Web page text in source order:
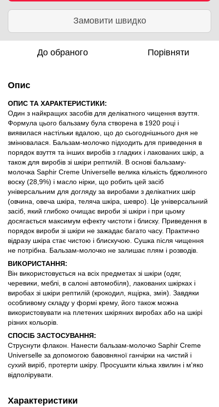
Замовити швидко
До обраного Порівняти
Опис
ОПИС ТА ХАРАКТЕРИСТИКИ:
Один з найкращих засобів для делікатного чищення взуття.
Формула цього бальзаму була створена в 1920 році і
виявилася настільки вдалою, що до сьогоднішнього дня не
змінювалася. Бальзам-молочко підходить для приведення в
порядок взуття та інших виробів з гладких і лакованих шкір, а
також для виробів зі шкіри рептилій. В основі бальзаму-
молочка Saphir Creme Universelle велика кількість бджолиного
воску (28,9%) і масло нірки, що робить цей засіб
універсальним для догляду за виробами з делікатних шкір
(овчина, овеча шкіра, теляча шкіра, шевро). Це універсальний
засіб, який глибоко очищає вироби зі шкіри і при цьому
досягається максимум ефекту чистоти і блиску. Приведення в
порядок вироби зі шкіри не зажадає багато часу. Практично
відразу шкіра стає чистою і блискучою. Сушка після чищення
не потрібна. Бальзам-молочко не залишає плям і розводів.
ВИКОРИСТАННЯ:
Він використовується на всіх предметах зі шкіри (одяг,
черевики, меблі, в салоні автомобіля), лакованих шкірках і
виробах зі шкіри рептилій (крокодил, ящірка, змія). Завдяки
особливому складу у формі крему, його також можна
використовувати на плетених шкіряних виробах або на шкірі
різних кольорів.
СПОСІБ ЗАСТОСУВАННЯ:
Струснути флакон. Нанести бальзам-молочко Saphir Creme
Universelle за допомогою бавовняної ганчірки на чистий і
сухий виріб, протерти шкіру. Просушити кілька хвилин і м'яко
відполірувати.
Характеристики